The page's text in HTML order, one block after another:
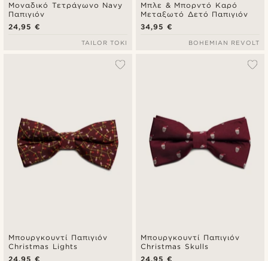
Μοναδικό Τετράγωνο Navy
Παπιγιόν
24,95 €
TAILOR TOKI
Μπλε & Μπορντό Καρό
Μεταξωτό Δετό Παπιγιόν
34,95 €
BOHEMIAN REVOLT
Μπουργκουντί Παπιγιόν
Christmas Lights
24,95 €
Μπουργκουντί Παπιγιόν
Christmas Skulls
24,95 €